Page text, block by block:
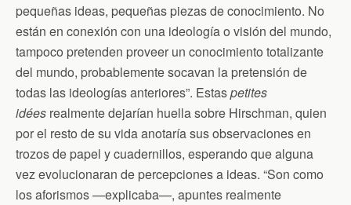
pequeñas ideas, pequeñas piezas de conocimiento. No
están en conexión con una ideología o visión del mundo,
tampoco pretenden proveer un conocimiento totalizante
del mundo, probablemente socavan la pretensión de
todas las ideologías anteriores”. Estaspetites
idées realmente dejarían huella sobre Hirschman, quien
por el resto de su vida anotaría sus observaciones en
trozos de papel y cuadernillos, esperando que alguna
vez evolucionaran de percepciones a ideas. “Son como
los aforismos —explicaba—, apuntes realmente